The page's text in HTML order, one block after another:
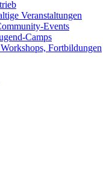
Veranstaltungen
Events
Camps
Fortbildungen